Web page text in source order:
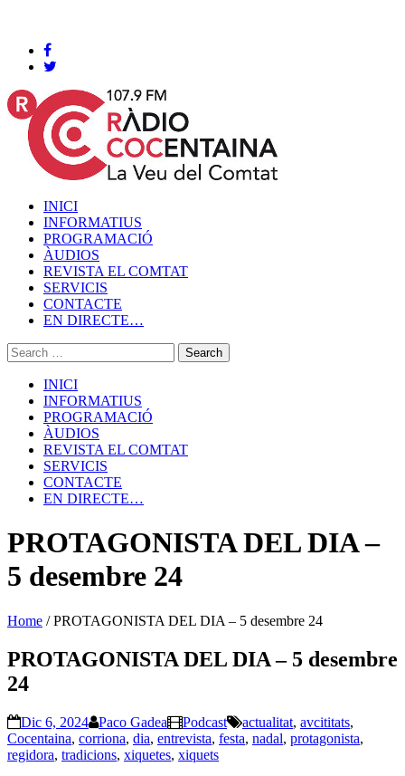
INICI
INFORMATIUS
PROGRAMACIÓ
ÀUDIOS
REVISTA EL COMTAT
SERVICIS
CONTACTE
EN DIRECTE…
INICI
INFORMATIUS
PROGRAMACIÓ
ÀUDIOS
REVISTA EL COMTAT
SERVICIS
CONTACTE
EN DIRECTE…
PROTAGONISTA DEL DIA –
5 desembre 24
Home /PROTAGONISTA DEL DIA – 5 desembre 24
PROTAGONISTA DEL DIA – 5 desembre
24
Dic 6, 2024 Paco Gadea Podcast actualitat, avcititats,
Cocentaina, corriona, dia, entrevista, festa, nadal, protagonista,
regidora, tradicions, xiquetes, xiquets